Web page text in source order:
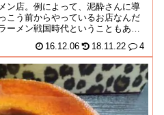
ン店。例によって、泥酔さんに導
こう前からやっているお店なんだ
ーメン戦国時代ということもあっ
16.12.06 18.11.22 4